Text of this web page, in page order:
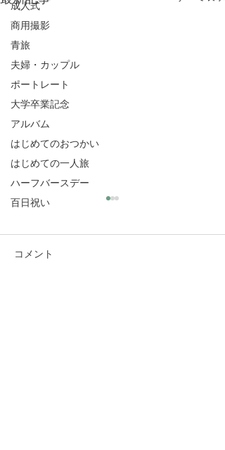
成人式
商用撮影
青旅
夫婦・カップル
ポートレート
大学卒業記念
アルバム
はじめてのおつかい
はじめての一人旅
ハーフバースデー
百日祝い
コメント